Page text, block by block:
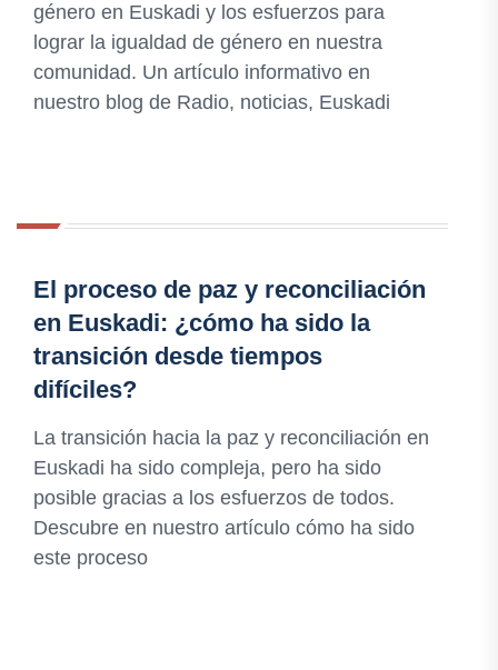
género en Euskadi y los esfuerzos para
lograr la igualdad de género en nuestra
comunidad. Un artículo informativo en
nuestro blog de Radio, noticias, Euskadi
El proceso de paz y reconciliación
en Euskadi: ¿cómo ha sido la
transición desde tiempos
difíciles?
La transición hacia la paz y reconciliación en
Euskadi ha sido compleja, pero ha sido
posible gracias a los esfuerzos de todos.
Descubre en nuestro artículo cómo ha sido
este proceso